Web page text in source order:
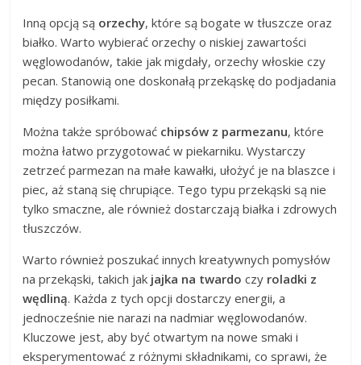
Inną opcją są orzechy, które są bogate w tłuszcze oraz
białko. Warto wybierać orzechy o niskiej zawartości
węglowodanów, takie jak migdały, orzechy włoskie czy
pecan. Stanowią one doskonałą przekąskę do podjadania
między posiłkami.
Można także spróbować chipsów z parmezanu, które
można łatwo przygotować w piekarniku. Wystarczy
zetrzeć parmezan na małe kawałki, ułożyć je na blaszce i
piec, aż staną się chrupiące. Tego typu przekąski są nie
tylko smaczne, ale również dostarczają białka i zdrowych
tłuszczów.
Warto również poszukać innych kreatywnych pomysłów
na przekąski, takich jak jajka na twardo czy roladki z
wędliną. Każda z tych opcji dostarczy energii, a
jednocześnie nie narazi na nadmiar węglowodanów.
Kluczowe jest, aby być otwartym na nowe smaki i
eksperymentować z różnymi składnikami, co sprawi, że